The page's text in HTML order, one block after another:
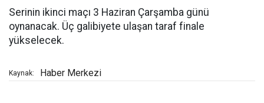
Serinin ikinci maçı 3 Haziran Çarşamba günü
oynanacak. Üç galibiyete ulaşan taraf finale
yükselecek.
Kaynak: Haber Merkezi